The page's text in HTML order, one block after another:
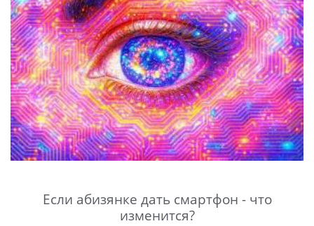
Если абизянке дать смартфон - что
изменится?